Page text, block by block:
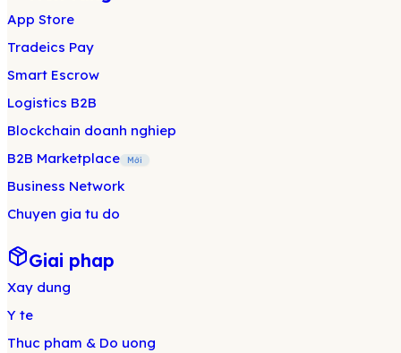
App Store
Tradeics Pay
Smart Escrow
Logistics B2B
Blockchain doanh nghiep
B2B Marketplace
Mới
Business Network
Chuyen gia tu do
Giai phap
Xay dung
Y te
Thuc pham & Do uong